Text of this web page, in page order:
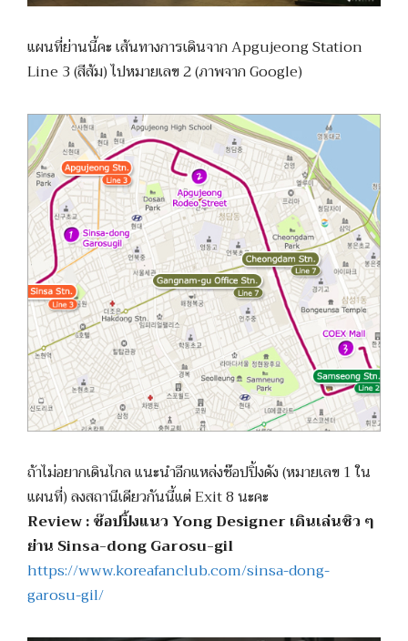
แผนที่ย่านนี้คะ เส้นทางการเดินจาก Apgujeong Station
Line 3 (สีส้ม) ไปหมายเลข 2 (ภาพจาก Google)
ถ้าไม่อยากเดินไกล แนะนำอีกแหล่งช๊อปปิ้งดัง (หมายเลข 1 ใน
แผนที่) ลงสถานีเดียวกันนี้แต่ Exit 8 นะคะ
Review : ช๊อปปิ้งแนว Yong Designer เดินเล่นชิว ๆ
ย่าน Sinsa-dong Garosu-gil
https://www.koreafanclub.com/sinsa-dong-
garosu-gil/